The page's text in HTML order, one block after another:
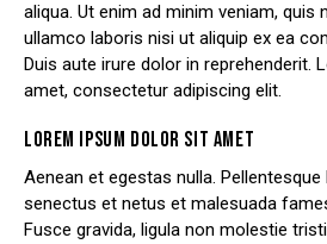
aliqua. Ut enim ad minim veniam, quis
ullamco laboris nisi ut aliquip ex ea
Duis aute irure dolor in reprehenderit.
amet, consectetur adipiscing elit.
LOREM IPSUM DOLOR SIT AMET
Aenean et egestas nulla.
senectus et netus et malesuada
Fusce gravida, ligula non molestie